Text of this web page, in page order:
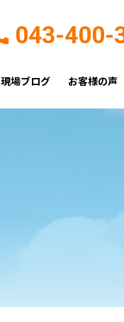
043-400-
現場ブログ お客様の声